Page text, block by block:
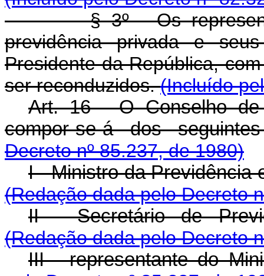
§ 3º - Os
previdência privada e
Presidente da República,
ser reconduzidos.(Incluído
Art. 16 - O Conselho de
compor-se-á dos
Decreto nº 85.237, de 1980)
I - Ministro da Previdência
(Redação dada pelo Decreto
II - Secretário de
(Redação dada pelo Decreto
III - representante do